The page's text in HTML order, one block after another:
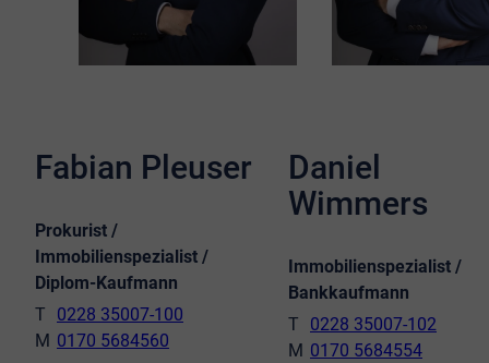
Fabian Pleuser
Prokurist /
Immobilienspezialist /
Diplom-Kaufmann
0228 35007-100
0170 5684560
Daniel
Wimmers
Immobilienspezialist /
Bankkaufmann
0228 35007-102
0170 5684554